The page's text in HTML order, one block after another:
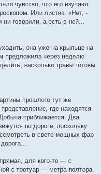
чувство, что его изучают.
Или листик. «Нет, -
говорили, а есть в ней...
она уже на крыльце на
предложила через неделю
насколько травы готовы
прошлого тут же
где находятся
приближается. Два
по дороге, поскольку
в свете мощных фар
для кого-то — с
с тротуар — метра полтора,